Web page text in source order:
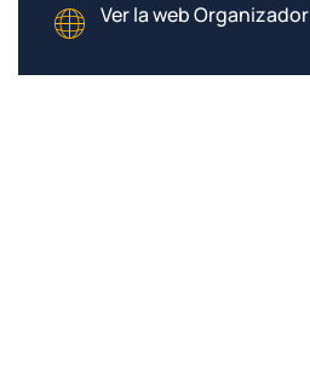
Ver la web Organizador